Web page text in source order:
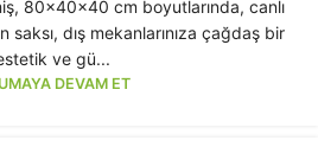
80x40x40 cm boyutlarında, canlı
saksı, dış mekanlarınıza çağdaş bir
ve gü...
DEVAM ET